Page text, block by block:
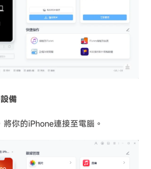
備
將你的iPhone連接至電腦。